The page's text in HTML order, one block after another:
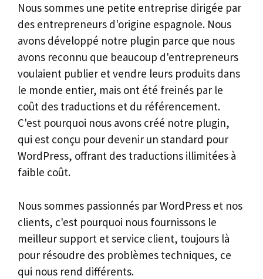
Nous sommes une petite entreprise dirigée par
des entrepreneurs d'origine espagnole. Nous
avons développé notre plugin parce que nous
avons reconnu que beaucoup d'entrepreneurs
voulaient publier et vendre leurs produits dans
le monde entier, mais ont été freinés par le
coût des traductions et du référencement.
C'est pourquoi nous avons créé notre plugin,
qui est conçu pour devenir un standard pour
WordPress, offrant des traductions illimitées à
faible coût.
Nous sommes passionnés par WordPress et nos
clients, c'est pourquoi nous fournissons le
meilleur support et service client, toujours là
pour résoudre des problèmes techniques, ce
qui nous rend différents.